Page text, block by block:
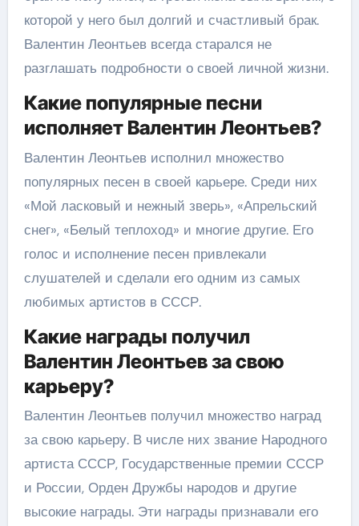
которой у него был долгий и счастливый брак.
Валентин Леонтьев всегда старался не
разглашать подробности о своей личной жизни.
Какие популярные песни
исполняет Валентин Леонтьев?
Валентин Леонтьев исполнил множество
популярных песен в своей карьере. Среди них
«Мой ласковый и нежный зверь», «Апрельский
снег», «Белый теплоход» и многие другие. Его
голос и исполнение песен привлекали
слушателей и сделали его одним из самых
любимых артистов в СССР.
Какие награды получил
Валентин Леонтьев за свою
карьеру?
Валентин Леонтьев получил множество наград
за свою карьеру. В числе них звание Народного
артиста СССР, Государственные премии СССР
и России, Орден Дружбы народов и другие
высокие награды. Эти награды признавали его